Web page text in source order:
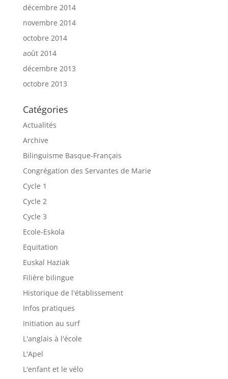
décembre 2014
novembre 2014
octobre 2014
août 2014
décembre 2013
octobre 2013
Catégories
Actualités
Archive
Bilinguisme Basque-Français
Congrégation des Servantes de Marie
Cycle 1
Cycle 2
Cycle 3
Ecole-Eskola
Equitation
Euskal Haziak
Filière bilingue
Historique de l'établissement
Infos pratiques
Initiation au surf
L'anglais à l'école
L'Apel
L'enfant et le vélo